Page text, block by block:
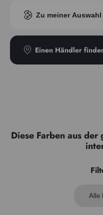
Zu meiner
Einen Händler
Diese Farben aus